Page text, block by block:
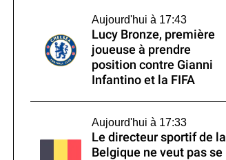
Aujourd'hui à 17:43
Lucy Bronze, première
joueuse à prendre
position contre Gianni
Infantino et la FIFA
Aujourd'hui à 17:33
Le directeur sportif de la
Belgique ne veut pas se